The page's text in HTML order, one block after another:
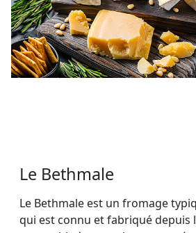
Le Bethmale
Le Bethmale est un fromage
qui est connu et fabriqué depuis